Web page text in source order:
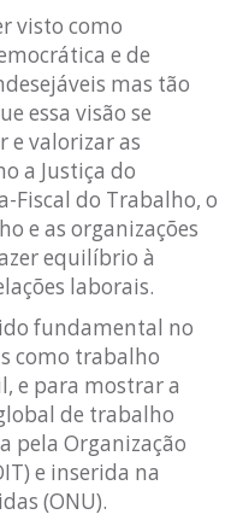
visto como
e de
mas tão
essa visão se
e valorizar as
a Justiça do
Fiscal do Trabalho, o
e as organizações
equilíbrio à
laborais.
fundamental no
como trabalho
e para mostrar a
de trabalho
pela Organização
e inserida na
(ONU).